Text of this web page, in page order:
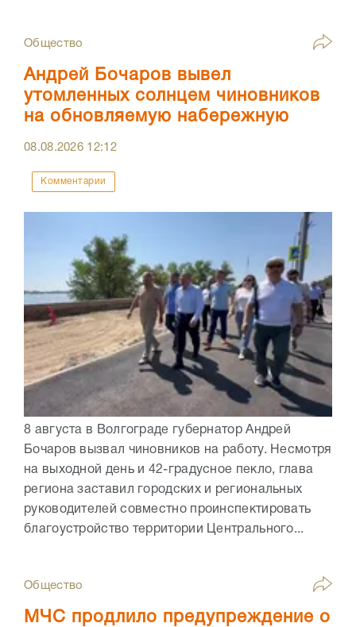
Общество
Андрей Бочаров вывел
утомленных солнцем чиновников
на обновляемую набережную
08.08.2026 12:12
Комментарии
8 августа в Волгограде губернатор Андрей
Бочаров вызвал чиновников на работу. Несмотря
на выходной день и 42-градусное пекло, глава
региона заставил городских и региональных
руководителей совместно проинспектировать
благоустройство территории Центрального...
Общество
МЧС продлило предупреждение о